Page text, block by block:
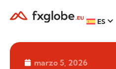
ES
marzo 5, 2026